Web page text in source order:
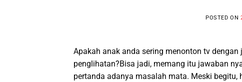
POSTED ON
Apakah anak anda sering menonton tv
penglihatan?Bisa jadi, memang itu jawaban
pertanda adanya masalah mata. Meski